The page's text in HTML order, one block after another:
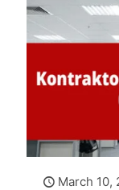
March 10,